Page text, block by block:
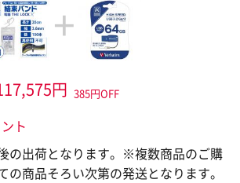
+
円 385円OFF
ト
の出荷となります。※複数商品のご購
の商品そろい次第の発送となります。